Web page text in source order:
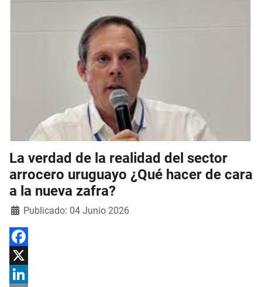
La verdad de la realidad del sector
arrocero uruguayo ¿Qué hacer de cara
a la nueva zafra?
DetallesPublicado: 04 Junio 2026
Facebook
X